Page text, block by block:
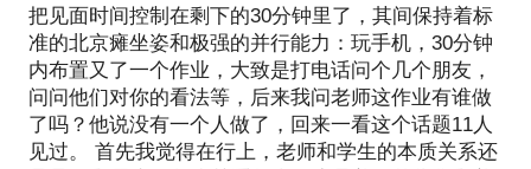
把见面时间控制在剩下的30分钟里了，其间保持着标
准的北京瘫坐姿和极强的并行能力：玩手机，30分钟
内布置又了一个作业，大致是打电话问个几个朋友，
问问他们对你的看法等，后来我问老师这作业有谁做
了吗？他说没有一个人做了，回来一看这个话题11人
见过。 首先我觉得在行上，老师和学生的本质关系还